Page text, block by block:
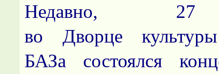
Недавно, 27
во Дворце культуры
БАЗа состоялся